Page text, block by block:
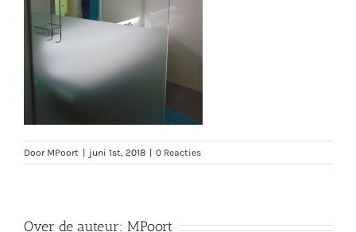
Door MPoort juni 1st, 2018 0 Reacties
Over de auteur: MPoort